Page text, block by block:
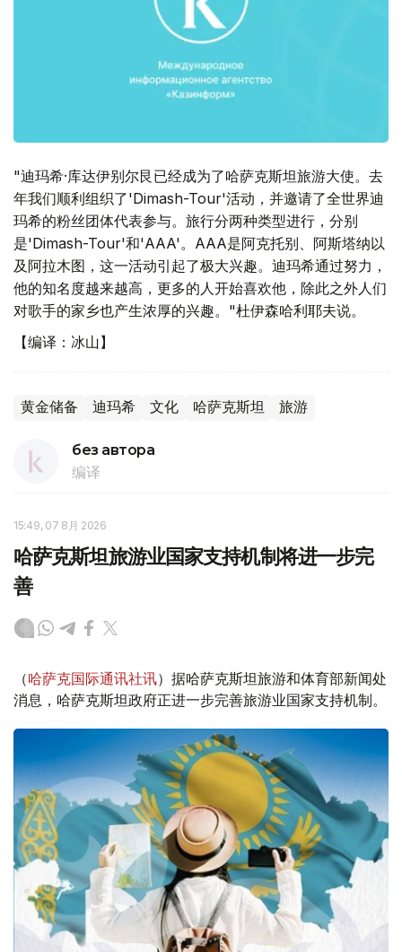
"迪玛希·库达伊别尔艮已经成为了哈萨克斯坦旅游大使。去
年我们顺利组织了'Dimash-Tour'活动，并邀请了全世界迪
玛希的粉丝团体代表参与。旅行分两种类型进行，分别
是'Dimash-Tour'和'AAA'。AAA是阿克托别、阿斯塔纳以
及阿拉木图，这一活动引起了极大兴趣。迪玛希通过努力，
他的知名度越来越高，更多的人开始喜欢他，除此之外人们
对歌手的家乡也产生浓厚的兴趣。"杜伊森哈利耶夫说。
【编译：冰山】
黄金储备 迪玛希 文化 哈萨克斯坦 旅游
без автора
编译
15:49, 07 8月 2026
哈萨克斯坦旅游业国家支持机制将进一步完
善
（哈萨克国际通讯社讯）据哈萨克斯坦旅游和体育部新闻处
消息，哈萨克斯坦政府正进一步完善旅游业国家支持机制。